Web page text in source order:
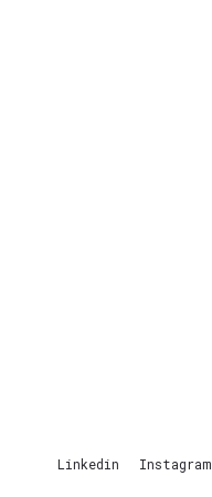
Linkedin Instagram